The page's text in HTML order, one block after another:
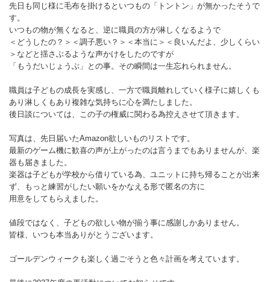
先日も同じ様に毛布を掛けるといつもの「トントン」が無かったそうで
す。
いつもの物が無くなると、逆に職員の方が淋しくなるようで
＜どうしたの？＞＜調子悪い？＞＜本当に＞＜良いんだよ、少しくらい
＞などと揺さぶるような声かけをしたのですが
「もうだいじょうぶ」との事。その瞬間は一生忘れられません。
職員は子どもの成長を実感し、一方で職員離れしていく様子に嬉しくも
あり淋しくもあり複雑な気持ちに心を満たしました。
後日談については、この子の権威に関わる為控えさせて頂きます。
写真は、先日届いたAmazon欲しいものリストです。
最新のゲーム機に歓喜の声が上がったのは言うまでもありませんが、楽
器も届きました。
楽器は子どもが学校から借りている為、ユニットに持ち帰ることが出来
ず、もっと練習がしたい願いをかなえる形で匿名の方に
用意をしてもらえました。
値段ではなく、子どもの欲しい物が揃う事に感謝しかありません。
皆様、いつも本当ありがとうございます。
ゴールデンウィークも楽しく過ごそうと色々計画を考えています。